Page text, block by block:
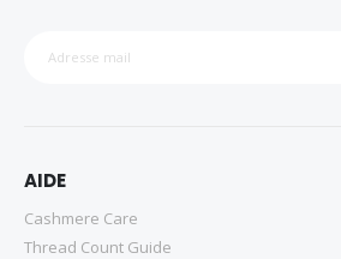
AIDE
Cashmere Care
Thread Count Guide